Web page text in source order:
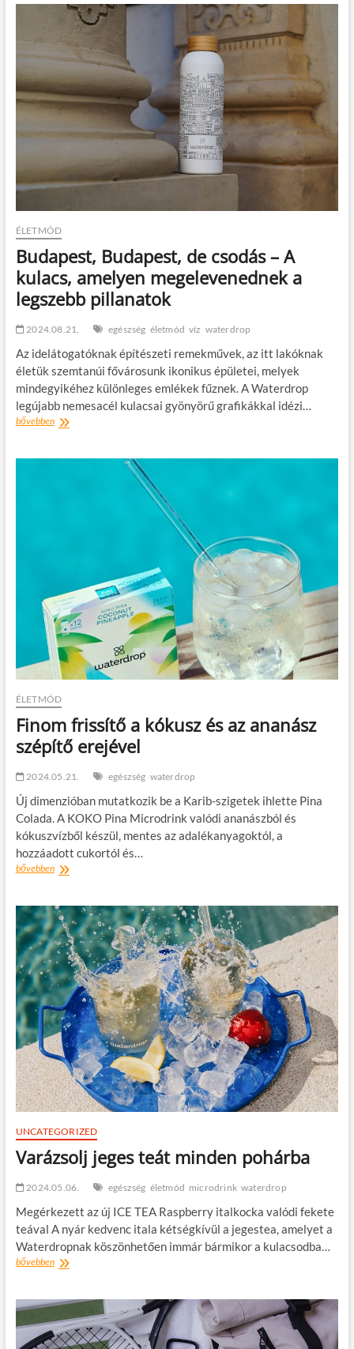
módszerekkel
segítheted
zökkenőmentes
iskolakezdést
ÉLETMÓD
Budapest, Budapest, de csodás – A
kulacs, amelyen megelevenednek a
legszebb pillanatok
2024.08.21. egészség életmód víz waterdrop
Az idelátogatóknak építészeti remekművek, az itt lakóknak
életük szemtanúi fővárosunk ikonikus épületei, melyek
mindegyikéhez különleges emlékek fűznek. A Waterdrop
legújabb nemesacél kulacsai gyönyörű grafikákkal idézi…
bővebbenBudapest,
csodás
ÉLETMÓD
Finom frissítő a kókusz és az ananász
szépítő erejével
2024.05.21. egészség waterdrop
Új dimenzióban mutatkozik be a Karib-szigetek ihlette Pina
Colada. A KOKO Pina Microdrink valódi ananászból és
kókuszvízből készül, mentes az adalékanyagoktól, a
hozzáadott cukortól és…
bővebbenFinom
kókusz
és
az
ananász
szépítő
erejével
UNCATEGORIZED
Varázsolj jeges teát minden pohárba
2024.05.06. egészség életmód microdrink waterdrop
Megérkezett az új ICE TEA Raspberry italkocka valódi fekete
teával A nyár kedvenc itala kétségkívül a jegestea, amelyet a
Waterdropnak köszönhetően immár bármikor a kulacsodba…
bővebbenVarázsolj
minden
pohárba